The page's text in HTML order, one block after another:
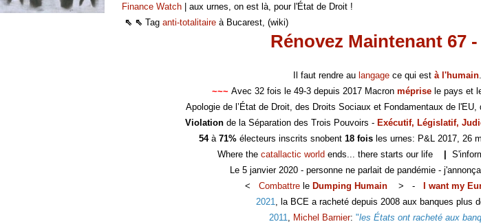
Finance Watch | aux urnes, on est là, pour l'État de Droit !
⇖ ⇖ Taganti-totalitaire à Bucarest, (wiki)
Rénovez Maintenant 67
Il faut rendre au langage ce qui est à l'humain
~~~ Avec 32 fois le 49-3 depuis 2017 Macron méprisele pays et
Apologie de l’État de Droit, des Droits Sociaux et Fondamentaux de
Violation de la Séparation des Trois Pouvoirs - Exécutif, Législatif,
54à 71%électeurs inscrits snobent 18 foisles urnes: P&L 2017, 26
Where the catallactic world ends... there starts our life
Le 5 janvier 2020 - personne ne parlait de pandémie -
< Combattre le Dumping Humain > - I want my
2021, la BCE a racheté depuis 2008 aux banques plus
2011, Michel Barnier: "les États ont racheté aux